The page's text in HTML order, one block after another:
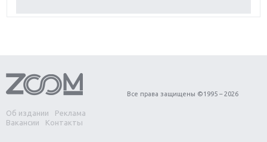
Обзор игры Forza Horizon 4: вершина эволюции
Две важных новинки для консолей: Spider-Man и
Divinity Original Sin 2
Об издании
Реклама
Вакансии
Контакты
Все права защищены ©1995 – 2026